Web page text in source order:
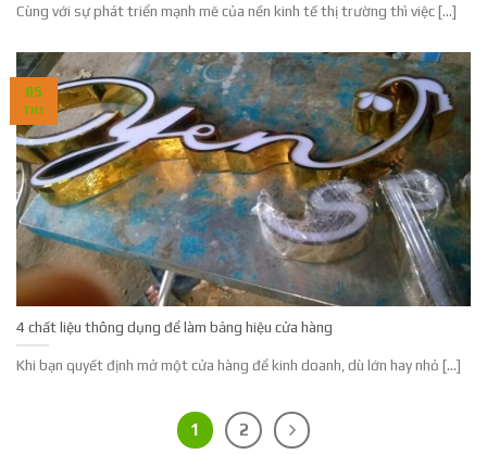
Cùng với sự phát triển mạnh mẽ của nền kinh tế thị trường thì việc [...]
4 chất liệu thông dụng để làm bảng hiệu cửa hàng
Khi bạn quyết định mở một cửa hàng để kinh doanh, dù lớn hay nhỏ [...]
05
TH1
1 2